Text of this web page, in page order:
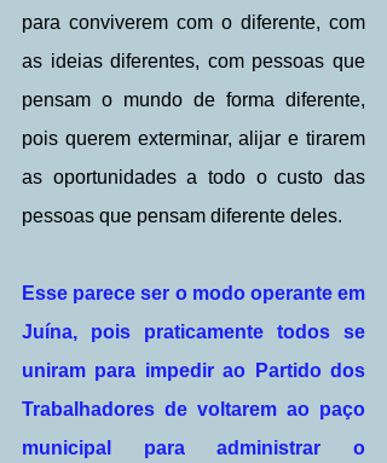
para conviverem com o diferente, com
as ideias diferentes, com pessoas que
pensam o mundo de forma diferente,
pois querem exterminar, alijar e tirarem
as oportunidades a todo o custo das
pessoas que pensam diferente deles.
Esse parece ser o modo operante em
Juína, pois praticamente todos se
uniram para impedir ao Partido dos
Trabalhadores de voltarem ao paço
municipal para administrar o